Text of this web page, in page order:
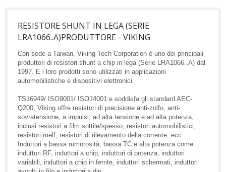
RESISTORE SHUNT IN LEGA (SERIE
LRA1066..A)PRODUTTORE - VIKING
Con sede a Taiwan, Viking Tech Corporation è uno dei principali
produttori di resistori shunt a chip in lega (Serie LRA1066..A) dal
1997. E i loro prodotti sono utilizzati in applicazioni
automobilistiche e dispositivi elettronici.
TS16949/ ISO9001/ ISO14001 e soddisfa gli standard AEC-
Q200, Viking offre resistori di precisione anti-zolfo, anti-
sovratensione, a impulsi, ad alta tensione e ad alta potenza,
inclusi resistori a film sottile/spesso, resistori automobilistici,
resistori melf, resistori di rilevamento della corrente, ecc.
Induttori a bassa rumorosità, bassa TC e alta potenza come
induttori RF, induttori a chip, induttori di potenza, induttori
variabili, induttori a chip in ferrite, induttori schermati, induttori